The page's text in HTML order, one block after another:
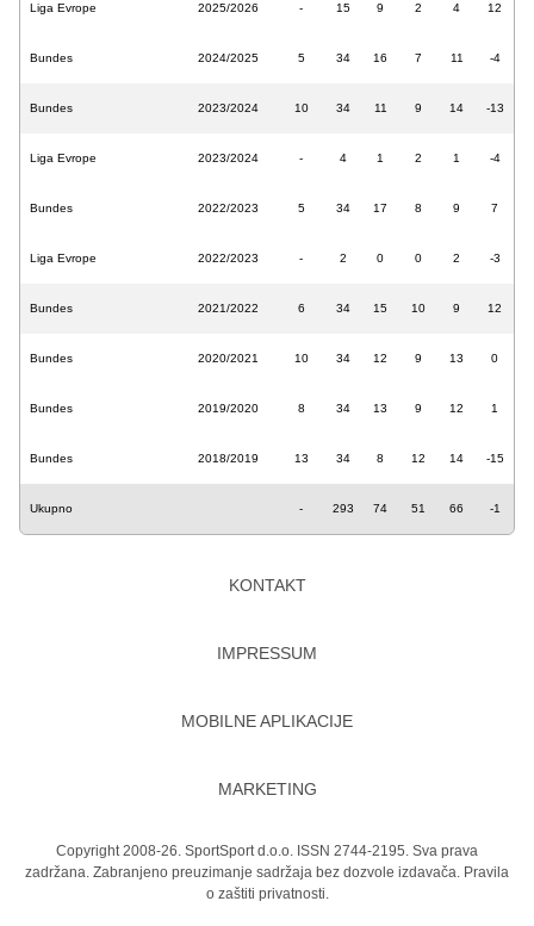
Liga Evrope 2025/2026 - 15 9 2 4 12
Bundes 2024/2025 5 34 16 7 11 -4
Bundes 2023/2024 10 34 11 9 14 -13
Liga Evrope 2023/2024 - 4 1 2 1 -4
Bundes 2022/2023 5 34 17 8 9 7
Liga Evrope 2022/2023 - 2 0 0 2 -3
Bundes 2021/2022 6 34 15 10 9 12
Bundes 2020/2021 10 34 12 9 13 0
Bundes 2019/2020 8 34 13 9 12 1
Bundes 2018/2019 13 34 8 12 14 -15
Ukupno - 293 74 51 66 -1
KONTAKT
IMPRESSUM
MOBILNE APLIKACIJE
MARKETING
Copyright 2008-26. SportSport d.o.o. ISSN 2744-2195. Sva prava
zadržana. Zabranjeno preuzimanje sadržaja bez dozvole izdavača. Pravila
o zaštiti privatnosti.